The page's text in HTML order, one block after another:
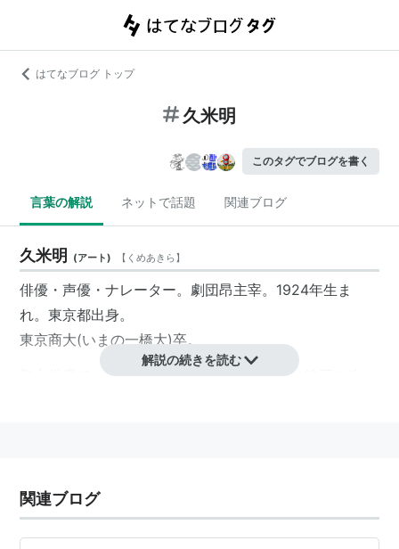
はてなブログ トップ
久米明
このタグでブログを書く
言葉の解説 ネットで話題 関連ブログ
久米明 (アート) 【 くめあきら】
俳優・声優・ナレーター。劇団昂主宰。1924年生ま
れ。東京都出身。
東京商大(いまの一橋大)卒。
舞台俳優でもあるが、広く知られているのは映画の吹き
*1:ドラえもん「のび太の結婚前夜」のしずかちゃんのお
解説の続きを読む
関連ブログ